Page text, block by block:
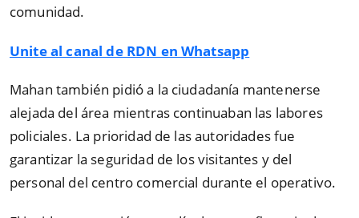
comunidad.
Unite al canal de RDN en Whatsapp
Mahan también pidió a la ciudadanía mantenerse
alejada del área mientras continuaban las labores
policiales. La prioridad de las autoridades fue
garantizar la seguridad de los visitantes y del
personal del centro comercial durante el operativo.